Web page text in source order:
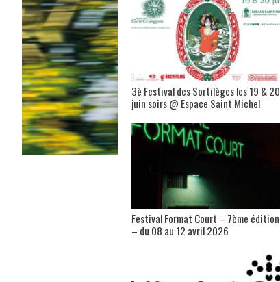
3è Festival des Sortilèges les 19 & 20
juin soirs @ Espace Saint Michel
Festival Format Court – 7ème édition
– du 08 au 12 avril 2026